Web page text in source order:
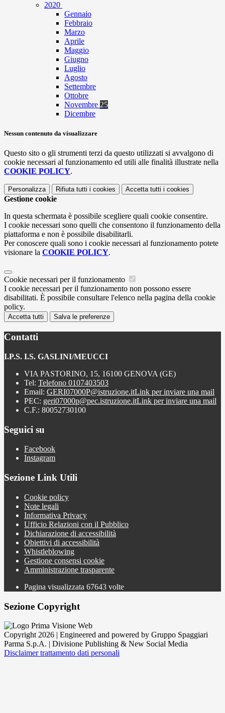
2020
Gennaio
Febbraio
Marzo
Aprile
Maggio
Giugno
Luglio
Agosto
Settembre
Ottobre
Novembre 25
Dicembre
Nessun contenuto da visualizzare
Questo sito o gli strumenti terzi da questo utilizzati si avvalgono di
cookie necessari al funzionamento ed utili alle finalità illustrate nella
COOKIE POLICY.
Personalizza Rifiuta tutti i cookies Accetta tutti i cookies
Gestione cookie
In questa schermata è possibile scegliere quali cookie consentire.
I cookie necessari sono quelli che consentono il funzionamento della
piattaforma e non è possibile disabilitarli.
Per conoscere quali sono i cookie necessari al funzionamento potete
visionare la COOKIE POLICY.
Cookie necessari per il funzionamento
I cookie necessari per il funzionamento non possono essere
disabilitati. È possibile consultare l'elenco nella pagina della cookie
policy.
Accetta tutti Salva le preferenze
Contatti
I.P.S. I.S. GASLINI/MEUCCI
VIA PASTORINO, 15, 16100 GENOVA (GE)
Tel: Telefono 0107403503
Email: GERI07000P@istruzione.itLink per inviare una mail
PEC: geri07000p@pec.istruzione.itLink per inviare una mail
C.F.: 80052730100
Seguici su
Facebook
Instagram
Sezione Link Utili
Cookie policy
Note legali
Informativa Privacy
Ufficio Relazioni con il Pubblico
Dichiarazione di accessibilità
Obiettivi di accessibilità
Whistleblowing
Gestione consensi cookie
Amministrazione trasparente
Pagina visualizzata 67643 volte
Sezione Copyright
Copyright 2026 | Engineered and powered by Gruppo Spaggiari
Parma S.p.A. | Divisione Publishing & New Social Media
Disclaimer trattamento dati personali